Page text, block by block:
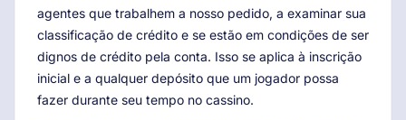
agentes que trabalhem a nosso pedido, a examinar sua
classificação de crédito e se estão em condições de ser
dignos de crédito pela conta. Isso se aplica à inscrição
inicial e a qualquer depósito que um jogador possa
fazer durante seu tempo no cassino.